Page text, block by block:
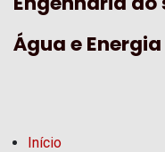
Água e Energia
Início